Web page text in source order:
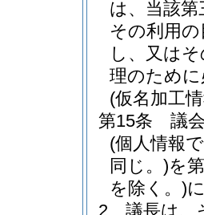
は、当該
その利用
し、又は
理のため
(仮名加工
第15条
議
(個人情報
同じ。)を
を除く。)
2
議長は、